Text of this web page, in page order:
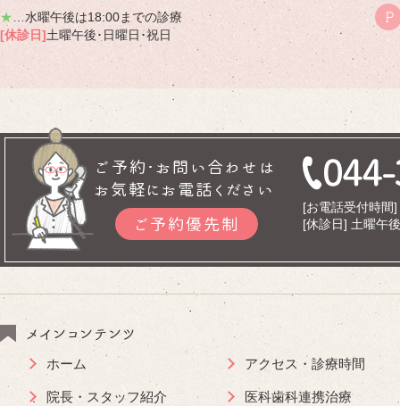
★ …水曜午後は18:00までの診療
[休診日]土曜午後･日曜日･祝日
P
ご予約･お問い合わせは
お気軽にお電話ください
ご予約優先制
[お電話受付時間
[休診日] 土曜午
メインコンテンツ
ホーム
院長・スタッフ紹介
アクセス・診療時間
医科歯科連携治療